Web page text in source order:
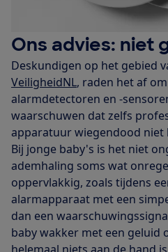
Ons advies: niet
Deskundigen op het gebied
VeiligheidNL, raden het af
alarmdetectoren en -
waarschuwen dat zelfs
apparatuur wiegendood niet
Bij jonge baby's is het niet
ademhaling soms wat
oppervlakkig, zoals tijdens
alarmapparaat met een
dan een
baby wakker met een